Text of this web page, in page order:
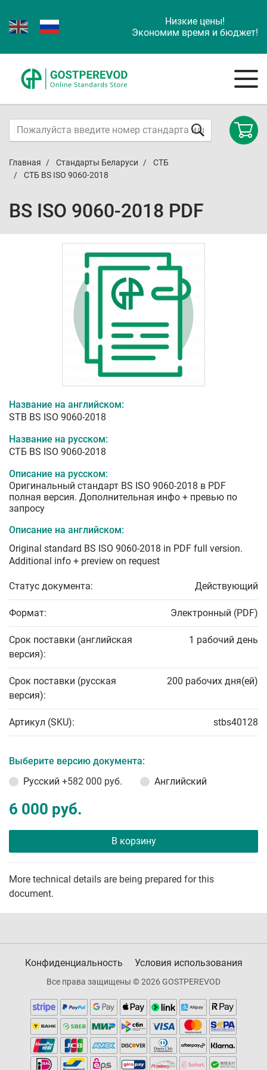
Низкие цены!
Экономим время и бюджет!
Главная Стандарты Беларуси
СТБ
СТБ BS ISO 9060-2018
BS ISO 9060-2018 PDF
Название на английском:
STB BS ISO 9060-2018
Название на русском:
СТБ BS ISO 9060-2018
Описание на русском:
Оригинальный стандарт BS ISO 9060-2018 в PDF
полная версия. Дополнительная инфо + превью по
запросу
Описание на английском:
Original standard BS ISO 9060-2018 in PDF full version.
Additional info + preview on request
Статус документа: Действующий
Формат: Электронный (PDF)
Срок поставки (английская
версия):
1 рабочий день
Срок поставки (русская
версия):
200 рабочих дня(ей)
Артикул (SKU): stbs40128
Выберите версию документа:
Русский +582 000 руб. Английский
6 000 руб.
В корзину
More technical details are being prepared for this
document.
Конфиденциальность Условия использования
Все права защищены © 2026 GOSTPEREVOD